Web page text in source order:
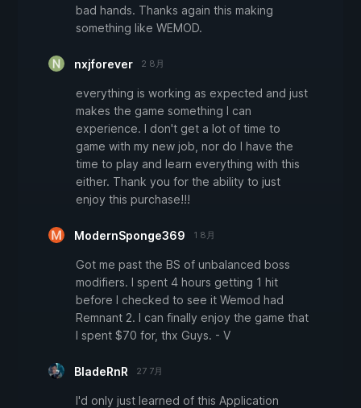
bad hands. Thanks again this making
something like WEMOD.
nxjforever 2 8月
everything is working as expected and just
makes the game something I can
experience. I don't get a lot of time to
game with my new job, nor do I have the
time to play and learn everything with this
either. Thank you for the ability to just
enjoy this purchase!!!
ModernSponge369 1 8月
Got me past the BS of unbalanced boss
modifiers. I spent 4 hours getting 1 hit
before I checked to see it Wemod had
Remnant 2. I can finally enjoy the game that
I spent $70 for, thx Guys. - V
BladeRnR 27 7月
I'd only just learned of this Application